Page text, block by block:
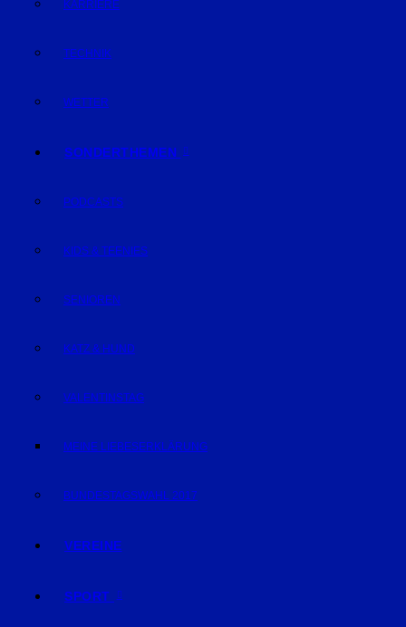
KARRIERE
TECHNIK
WETTER
SONDERTHEMEN
PODCASTS
KIDS & TEENIES
SENIOREN
KATZ & HUND
VALENTINSTAG
MEINE LIEBESERKLÄRUNG
BUNDESTAGSWAHL 2017
VEREINE
SPORT